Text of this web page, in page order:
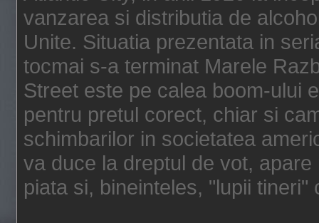
vanzarea si distributia de
Unite. Situatia prezentata in
tocmai s-a terminat Marele
Street este pe calea boom-ului
pentru pretul corect, chiar si
schimbarilor in societatea
va duce la dreptul de vot,
piata si, bineinteles, "lupii